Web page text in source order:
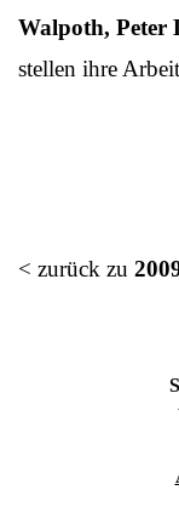
Walpoth, Peter
stellen ihre
< zurück zu